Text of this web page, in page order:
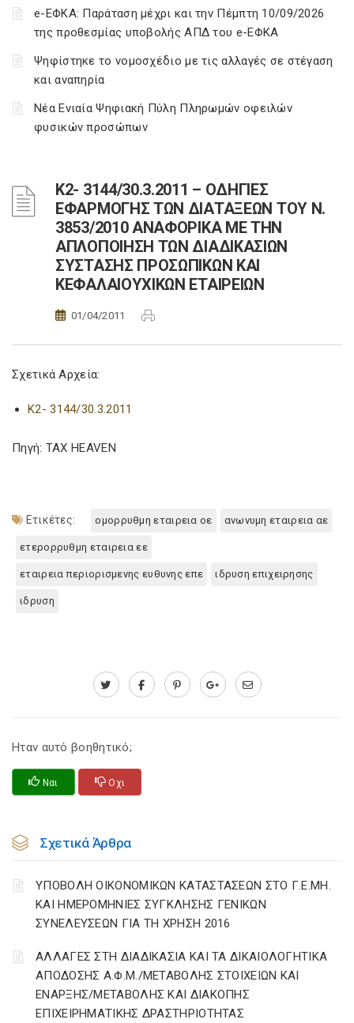
e-ΕΦΚΑ: Παράταση μέχρι και την Πέμπτη 10/09/2026
της προθεσμίας υποβολής ΑΠΔ του e-ΕΦΚΑ
Ψηφίστηκε το νομοσχέδιο με τις αλλαγές σε στέγαση
και αναπηρία
Νέα Ενιαία Ψηφιακή Πύλη Πληρωμών οφειλών
φυσικών προσώπων
Κ2- 3144/30.3.2011 – ΟΔΗΓΙΕΣ
ΕΦΑΡΜΟΓΗΣ ΤΩΝ ΔΙΑΤΑΞΕΩΝ ΤΟΥ Ν.
3853/2010 ΑΝΑΦΟΡΙΚΑ ΜΕ ΤΗΝ
ΑΠΛΟΠΟΙΗΣΗ ΤΩΝ ΔΙΑΔΙΚΑΣΙΩΝ
ΣΥΣΤΑΣΗΣ ΠΡΟΣΩΠΙΚΩΝ ΚΑΙ
ΚΕΦΑΛΑΙΟΥΧΙΚΩΝ ΕΤΑΙΡΕΙΩΝ
01/04/2011
Σχετικά Αρχεία:
Κ2- 3144/30.3.2011
Πηγή: TAX HEAVEN
Ετικέτες: ομορρυθμη εταιρεια οε ανωνυμη εταιρεια αε
ετερορρυθμη εταιρεια εε
εταιρεια περιορισμενης ευθυνης επε ιδρυση επιχειρησης
ιδρυση
Ηταν αυτό βοηθητικό;
Ναι Οχι
Σχετικά Άρθρα
ΥΠΟΒΟΛΗ ΟΙΚΟΝΟΜΙΚΩΝ ΚΑΤΑΣΤΑΣΕΩΝ ΣΤΟ Γ.Ε.ΜΗ.
ΚΑΙ ΗΜΕΡΟΜΗΝΙΕΣ ΣΥΓΚΛΗΣΗΣ ΓΕΝΙΚΩΝ
ΣΥΝΕΛΕΥΣΕΩΝ ΓΙΑ ΤΗ ΧΡΗΣΗ 2016
ΑΛΛΑΓΕΣ ΣΤΗ ΔΙΑΔΙΚΑΣΙΑ ΚΑΙ ΤΑ ΔΙΚΑΙΟΛΟΓΗΤΙΚΑ
ΑΠΟΔΟΣΗΣ Α.Φ.Μ./ΜΕΤΑΒΟΛΗΣ ΣΤΟΙΧΕΙΩΝ ΚΑΙ
ΕΝΑΡΞΗΣ/ΜΕΤΑΒΟΛΗΣ ΚΑΙ ΔΙΑΚΟΠΗΣ
ΕΠΙΧΕΙΡΗΜΑΤΙΚΗΣ ΔΡΑΣΤΗΡΙΟΤΗΤΑΣ